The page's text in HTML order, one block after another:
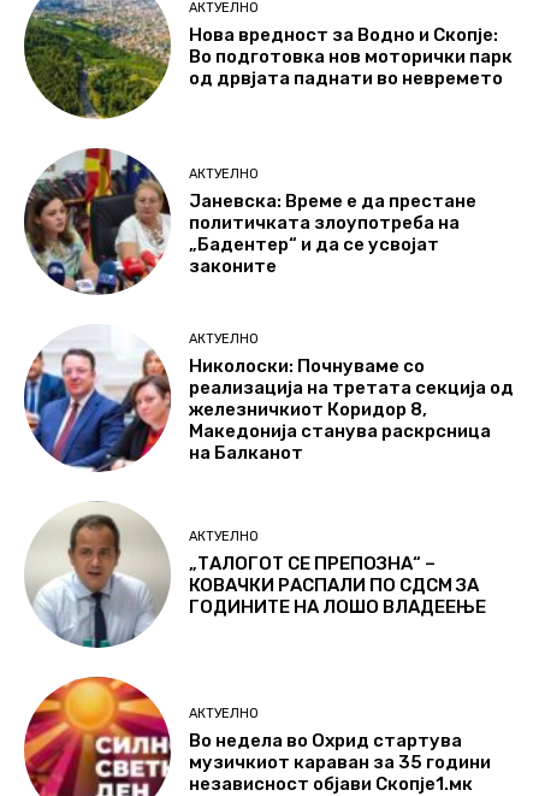
АКТУЕЛНО
Нова вредност за Водно и Скопје:
Во подготовка нов моторички парк
од дрвјата паднати во невремето
АКТУЕЛНО
Јаневска: Време е да престане
политичката злоупотреба на
„Бадентер“ и да се усвојат
законите
АКТУЕЛНО
Николоски: Почнуваме со
реализација на третата секција од
железничкиот Коридор 8,
Македонија станува раскрсница
на Балканот
АКТУЕЛНО
„ТАЛОГОТ СЕ ПРЕПОЗНА“ –
КОВАЧКИ РАСПАЛИ ПО СДСМ ЗА
ГОДИНИТЕ НА ЛОШО ВЛАДЕЕЊЕ
АКТУЕЛНО
Во недела во Охрид стартува
музичкиот караван за 35 години
независност објави Скопје1.мк